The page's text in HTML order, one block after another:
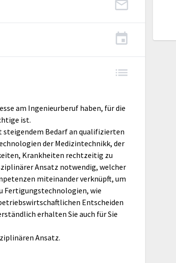
am Ingenieurberuf haben, für die
ist.
steigendem Bedarf an qualifizierten
der Medizintechnikk, der
Krankheiten rechtzeitig zu
Ansatz notwendig, welcher
miteinander verknüpft, um
Fertigungstechnologien, wie
Entscheiden
erhalten Sie auch für Sie
Ansatz.